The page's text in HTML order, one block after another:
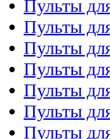
Пульты
Пульты
Пульты
Пульты
Пульты
Пульты
Пульты